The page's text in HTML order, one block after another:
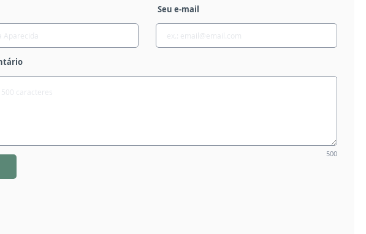
Seu e-mail
500